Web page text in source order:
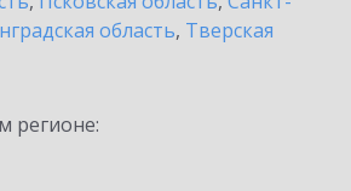
область, Тверская
регионе: